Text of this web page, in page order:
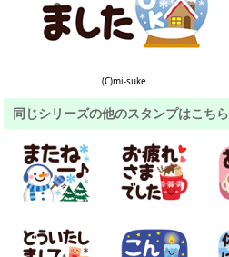
(C)mi-suke
同じシリーズの他のスタンプはこちら